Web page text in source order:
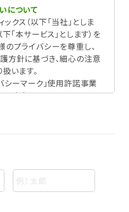
について
クス（以下「当社」としま
「本サービス」とします）を
のプライバシーを尊重し、
方針に基づき、細心の注意
います。
シーマーク」使用許諾事業
ます。
個人に関する情報であっ
る氏名、住所、電話番号、